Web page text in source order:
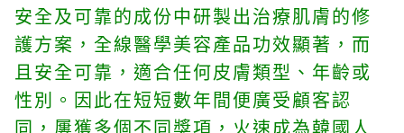
安全及可靠的成份中研製出治療肌膚的修
護方案，全線醫學美容產品功效顯著，而
且安全可靠，適合任何皮膚類型、年齡或
性別。因此在短短數年間便廣受顧客認
同，屢獲多個不同獎項，火速成為韓國人